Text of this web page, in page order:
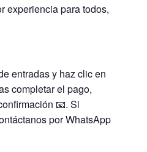
experiencia para todos,
entradas y haz clic en
completar el pago,
📧. Si
por WhatsApp